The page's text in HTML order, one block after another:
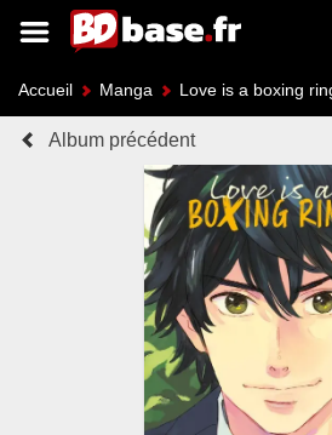
Accueil Manga Love is a boxing
Album précédent